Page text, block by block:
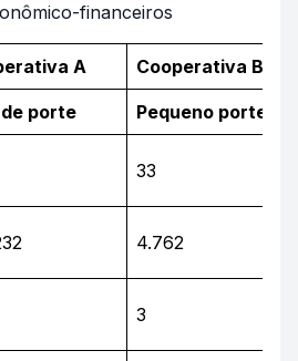
financeiros
A Cooperativa B
porte Pequeno porte
33
4.762
3